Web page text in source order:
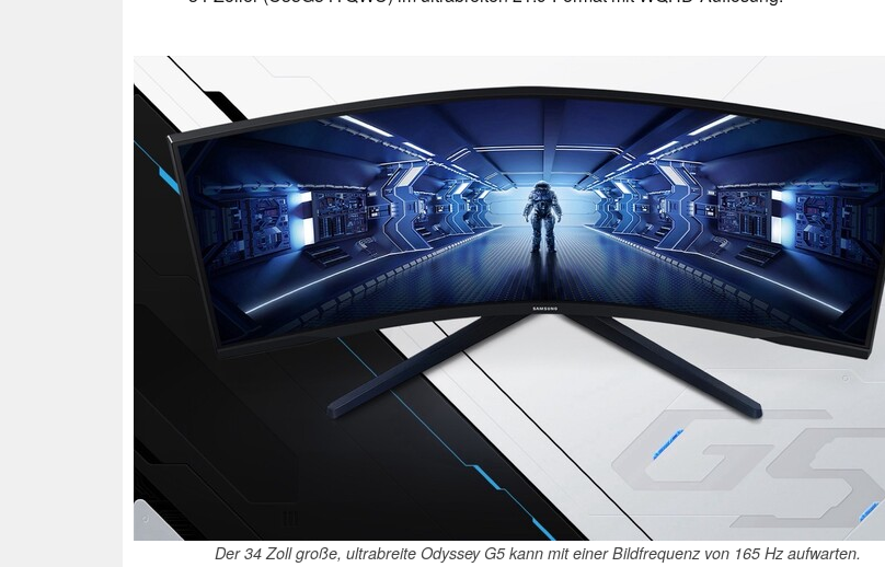
Der 34 Zoll große, ultrabreite Odyssey G5 kann mit einer Bildfrequenz von 165 Hz aufwarten.